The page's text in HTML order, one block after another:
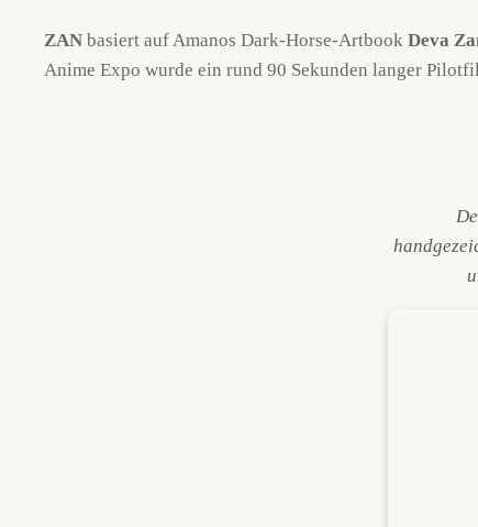
ZAN basiert auf Amanos Dark-Horse-Artbook Deva
Anime Expo wurde ein rund 90 Sekunden langer